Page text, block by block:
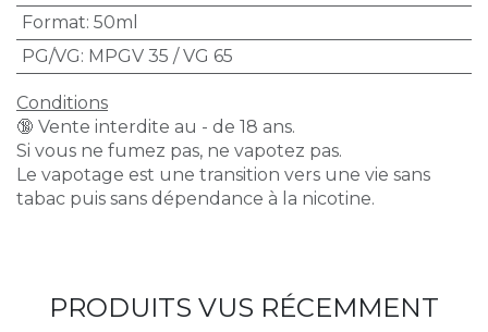
Format: 50ml
PG/VG: MPGV 35 / VG 65
Conditions
🔞 Vente interdite au - de 18 ans.
Si vous ne fumez pas, ne vapotez pas.
Le vapotage est une transition vers une vie sans
tabac puis sans dépendance à la nicotine.
PRODUITS VUS RÉCEMMENT